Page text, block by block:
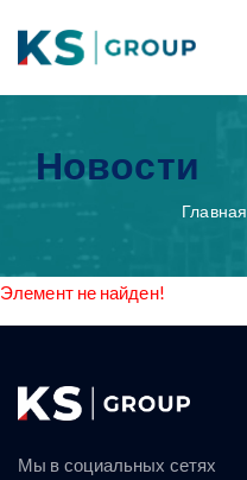
Новости
Главная
Элемент не найден!
Мы в социальных сетях